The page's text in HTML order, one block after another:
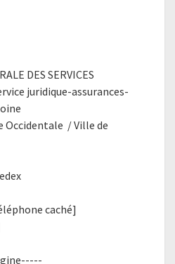
DES SERVICES
juridique-assurances-
Occidentale / Ville de
caché]